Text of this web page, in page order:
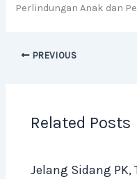
Perlindungan Anak dan
PREVIOUS
Related Posts
Jelang Sidang